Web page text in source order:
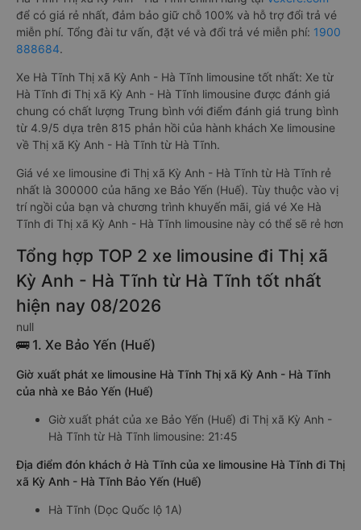
để có giá rẻ nhất, đảm bảo giữ chỗ 100% và hỗ trợ đổi trả vé
miễn phí. Tổng đài tư vấn, đặt vé và đổi trả vé miễn phí: 1900
888684.
Xe Hà Tĩnh Thị xã Kỳ Anh - Hà Tĩnh limousine tốt nhất: Xe từ
Hà Tĩnh đi Thị xã Kỳ Anh - Hà Tĩnh limousine được đánh giá
chung có chất lượng Trung bình với điểm đánh giá trung bình
từ 4.9/5 dựa trên 815 phản hồi của hành khách Xe limousine
về Thị xã Kỳ Anh - Hà Tĩnh từ Hà Tĩnh.
Giá vé xe limousine đi Thị xã Kỳ Anh - Hà Tĩnh từ Hà Tĩnh rẻ
nhất là 300000 của hãng xe Bảo Yến (Huế). Tùy thuộc vào vị
trí ngồi của bạn và chương trình khuyến mãi, giá vé Xe Hà
Tĩnh đi Thị xã Kỳ Anh - Hà Tĩnh limousine này có thể sẽ rẻ hơn
Tổng hợp TOP 2 xe limousine đi Thị xã
Kỳ Anh - Hà Tĩnh từ Hà Tĩnh tốt nhất
hiện nay 08/2026
null
🚌 1. Xe Bảo Yến (Huế)
Giờ xuất phát xe limousine Hà Tĩnh Thị xã Kỳ Anh - Hà Tĩnh
của nhà xe Bảo Yến (Huế)
Giờ xuất phát của xe Bảo Yến (Huế) đi Thị xã Kỳ Anh -
Hà Tĩnh từ Hà Tĩnh limousine: 21:45
Địa điểm đón khách ở Hà Tĩnh của xe limousine Hà Tĩnh đi Thị
xã Kỳ Anh - Hà Tĩnh Bảo Yến (Huế)
Hà Tĩnh (Dọc Quốc lộ 1A)